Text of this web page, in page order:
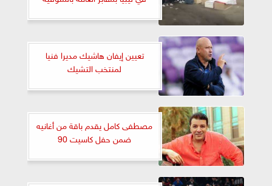
تعيين إيفان هاشيك مديرا فنيا
لمنتخب التشيك
مصطفى كامل يقدم باقة من أغانيه
ضمن حفل كاسيت 90